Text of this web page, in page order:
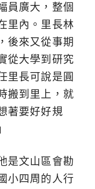
員廣大，整個
里內。里長林
後來又從事期
從大學到研究
里長可說是圓
搬到里上，就
著要好好規
是文山區會勘
小四周的人行